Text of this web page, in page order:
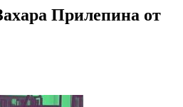
Прилепина от